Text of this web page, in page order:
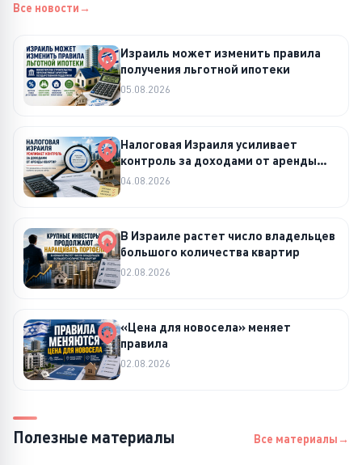
Все новости
Израиль может изменить правила
получения льготной ипотеки
05.08.2026
Налоговая Израиля усиливает
контроль за доходами от аренды
квартир
04.08.2026
В Израиле растет число владельцев
большого количества квартир
02.08.2026
«Цена для новосела» меняет
правила
02.08.2026
Полезные материалы Все материалы